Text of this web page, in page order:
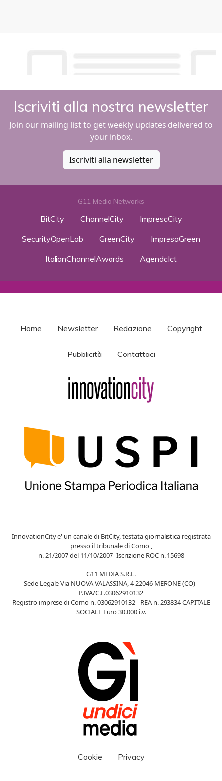
Iscriviti alla nostra newsletter
Join our mailing list to get weekly updates delivered to
your inbox.
Iscriviti alla newsletter
G11 Media Networks
BitCity ChannelCity
ImpresaCity
SecurityOpenLab
GreenCity
ImpresaGreen
ItalianChannelAwards
AgendaIct
Home Newsletter Redazione Copyright
Pubblicità Contattaci
InnovationCity e' un canale di BitCity, testata giornalistica registrata
presso il tribunale di Como ,
n. 21/2007 del 11/10/2007- Iscrizione ROC n. 15698
G11 MEDIA S.R.L.
Sede Legale Via NUOVA VALASSINA, 4 22046 MERONE (CO) -
P.IVA/C.F.03062910132
Registro imprese di Como n. 03062910132 - REA n. 293834 CAPITALE
SOCIALE Euro 30.000 i.v.
Cookie Privacy